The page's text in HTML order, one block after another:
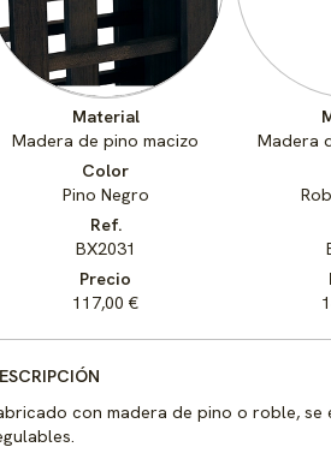
Material
Madera de pino macizo
Color
Pino Negro
Ref.
BX2031
Precio
117,00 €
Madera
con madera de pino o roble,